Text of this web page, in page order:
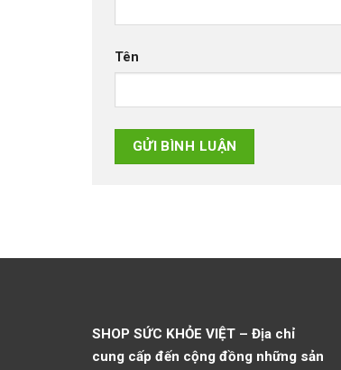
Tên
SHOP SỨC KHỎE VIỆT – Địa chỉ
cung cấp đến cộng đồng những sản